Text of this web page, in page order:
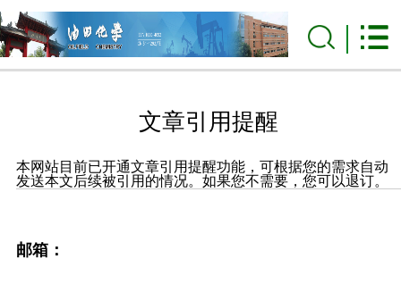
文章引用提醒
本网站目前已开通文章引用提醒功能，可根据您的需求自动
发送本文后续被引用的情况。如果您不需要，您可以退订。
邮箱：